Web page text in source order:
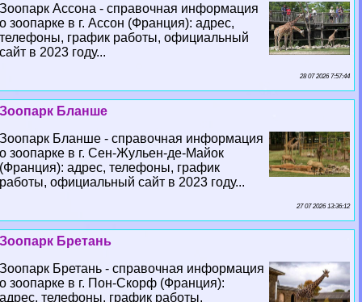
Зоопарк Ассона - справочная информация
о зоопарке в г. Ассон (Франция): адрес,
телефоны, график работы, официальный
сайт в 2023 году...
28 07 2026 7:57:44
Зоопарк Бланше
Зоопарк Бланше - справочная информация
о зоопарке в г. Сен-Жульен-де-Майок
(Франция): адрес, телефоны, график
работы, официальный сайт в 2023 году...
27 07 2026 13:36:12
Зоопарк Бретань
Зоопарк Бретань - справочная информация
о зоопарке в г. Пон-Скорф (Франция):
адрес, телефоны, график работы,